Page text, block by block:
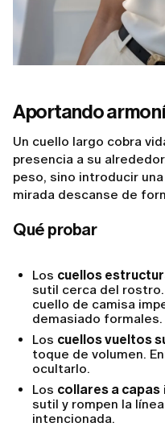
Aportando
Un cuello largo cobra
presencia a su
peso, sino introducir
mirada descanse de
Qué probar
Los cuellos
sutil cerca del rostro.
cuello de camisa
demasiado formales.
Los cuellos vueltos
toque de volumen.
ocultarlo.
Los collares a capas
sutil y rompen la
intencionada.